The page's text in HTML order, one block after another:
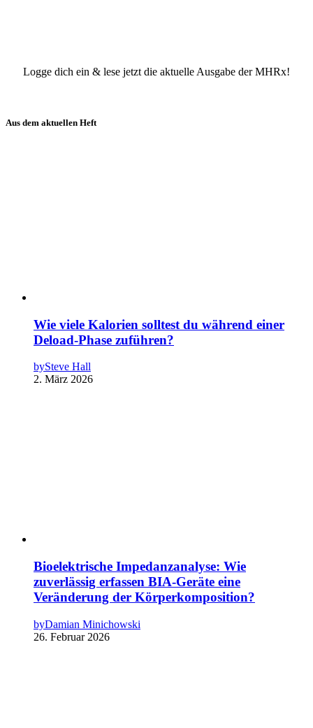
Logge dich ein & lese jetzt die aktuelle Ausgabe der MHRx!
Aus dem aktuellen Heft
Wie viele Kalorien solltest du während einer
Deload-Phase zuführen?
bySteve Hall
2. März 2026
Bioelektrische Impedanzanalyse: Wie
zuverlässig erfassen BIA-Geräte eine
Veränderung der Körperkomposition?
byDamian Minichowski
26. Februar 2026